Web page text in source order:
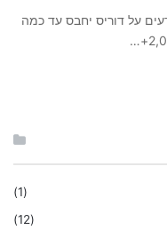
על דוריס יחבס עד כמה
(1)
(12)